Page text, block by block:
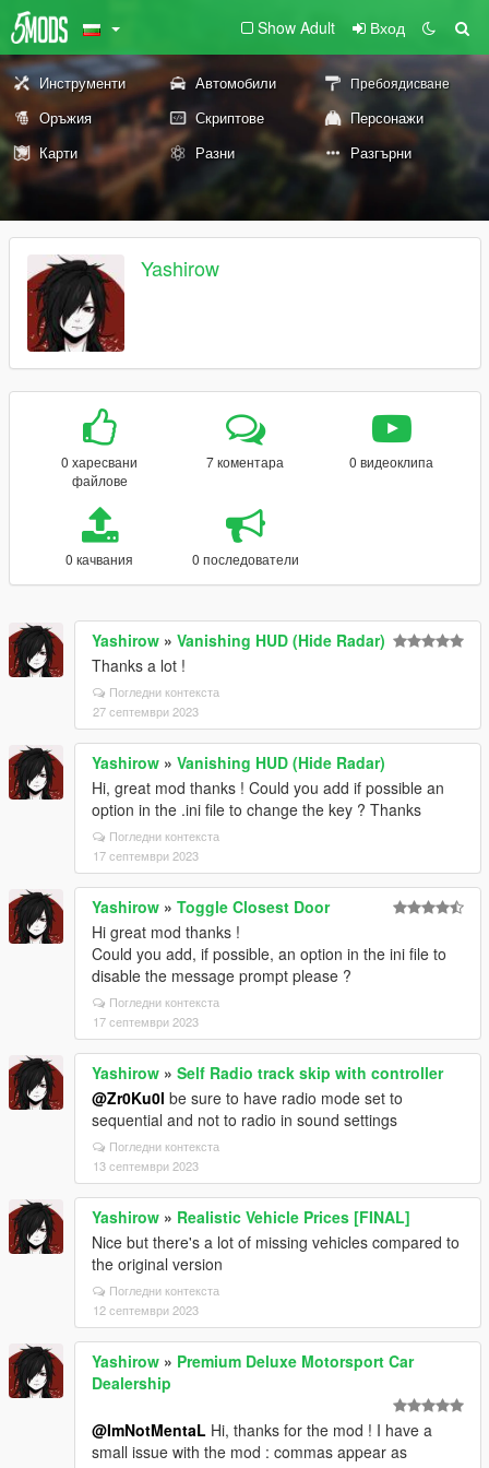
Show Adult Вход
Инструменти Автомобили Пребоядисване
Оръжия Скриптове
Персонажи
Карти
Разни Разгърни
Yashirow
0 харесвани
файлове
7 коментара 0 видеоклипа
0 качвания 0 последователи
Yashirow » Vanishing HUD (Hide Radar)
Thanks a lot !
Погледни контекста
27 септември 2023
Yashirow » Vanishing HUD (Hide Radar)
Hi, great mod thanks ! Could you add if possible an
option in the .ini file to change the key ? Thanks
Погледни контекста
17 септември 2023
Yashirow » Toggle Closest Door
Hi great mod thanks !
Could you add, if possible, an option in the ini file to
disable the message prompt please ?
Погледни контекста
17 септември 2023
Yashirow » Self Radio track skip with controller
@Zr0Ku0l be sure to have radio mode set to
sequential and not to radio in sound settings
Погледни контекста
13 септември 2023
Yashirow » Realistic Vehicle Prices [FINAL]
Nice but there's a lot of missing vehicles compared to
the original version
Погледни контекста
12 септември 2023
Yashirow » Premium Deluxe Motorsport Car
Dealership
@ImNotMentaL Hi, thanks for the mod ! I have a
small issue with the mod : commas appear as